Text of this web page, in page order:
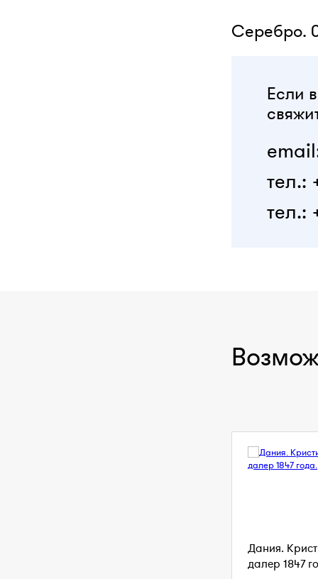
Серебро.
Если
тел.:
тел.:
Дания.
далер 1847